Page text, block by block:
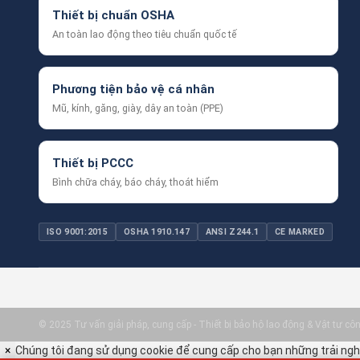
📡Có thể mở rộng tích hợp hệ thống sơ tán
Thương hiệu uy tín, nhiều năm được
📞 Tư Vấn Thiết Kế Hệ Thống & Báo Giá
Bạn đang cần một hệ thống báo cháy thường
Tủ Trung Tâm Báo Cháy Thường
📲Liên hệ ngayđể:
- Nhận bản vẽ đấu nối tiêu chuẩn
- Tư vấn chọn số zone phù hợp
- Báo giá theo số lượng hoặc cho dự án tổng thể
Thiết bị chuẩn OSHA
An toàn lao động theo tiêu chuẩn quốc tế
Phương tiện bảo vệ cá nhân
Mũ, kính, găng, giày, dây an toàn (PPE)
Thiết bị PCCC
Bình chữa cháy, báo cháy, thoát hiểm
ISO 9001:2015 OSHA 1910.147 ANSI Z244.1 CE MARKED
© 2025 Tư vấn giải pháp, cung cấp - Thiết bị bảo hộ lao động & Vật tư
× Chúng tôi đang sử dụng cookie để cung cấp cho bạn những trải